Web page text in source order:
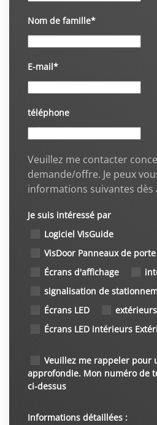
Nom de famille*
E-mail*
téléphone
Veuillez me contacter
demande/offre. Je peux
informations suivantes
Je suis intéressé par
Logiciel VisGuide
VisDoor Panneaux de
Écrans d'affichage
signalisation de
Écrans LED
extérieurs
Écrans LED intérieurs
Veuillez me rappeler pour
approfondie. Mon numéro de
ci-dessus
Informations détaillées :